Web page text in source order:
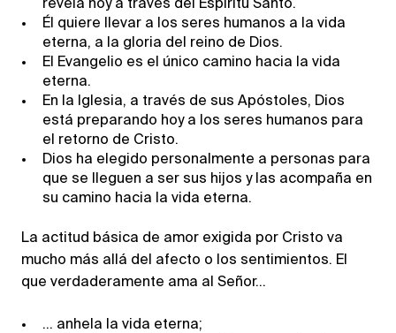
revela hoy a través del Espíritu Santo.
Él quiere llevar a los seres humanos a la vida
eterna, a la gloria del reino de Dios.
El Evangelio es el único camino hacia la vida
eterna.
En la Iglesia, a través de sus Apóstoles, Dios
está preparando hoy a los seres humanos para
el retorno de Cristo.
Dios ha elegido personalmente a personas para
que se lleguen a ser sus hijos y las acompaña en
su camino hacia la vida eterna.
La actitud básica de amor exigida por Cristo va
mucho más allá del afecto o los sentimientos. El
que verdaderamente ama al Señor…
… anhela la vida eterna;